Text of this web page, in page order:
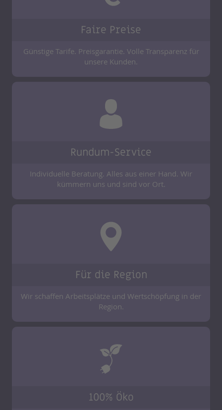
Faire Preise
Günstige Tarife. Preisgarantie. Volle Transparenz für
unsere Kunden.
Rundum-Service
Individuelle Beratung. Alles aus einer Hand. Wir
kümmern uns und sind vor Ort.
Für die Region
Wir schaffen Arbeitsplätze und Wertschöpfung in der
Region.
100% Öko